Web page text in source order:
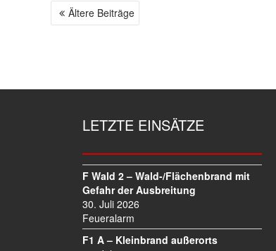
B
R
Ältere Beiträge
LETZTE EINSÄTZE
F Wald 2 – Wald-/Flächenbrand mit
Gefahr der Ausbreitung
30. Juli 2026
Feueralarm
F1 A – Kleinbrand außerorts